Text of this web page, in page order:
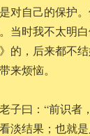
对自己的保护
当时我不太明
的，后来都不
来烦恼。
子曰：“前识者
淡结果；也就